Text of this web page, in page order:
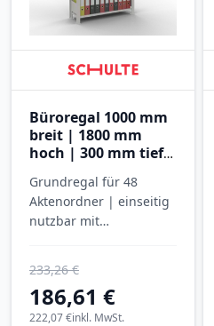
Büroregal 1000 mm
breit | 1800 mm
hoch | 300 mm tief |
Grundregal für 48
Aktenordner | einseitig
nutzbar mit
186,61 €
233,26 €
inkl. MwSt.
222,07 €